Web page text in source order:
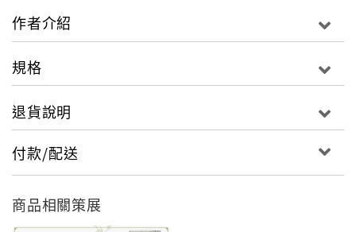
者，不妨試著一起拿起畫筆，並以輕鬆的心情開始作畫
作者介紹
規格
退貨說明
付款/配送
商品相關策展